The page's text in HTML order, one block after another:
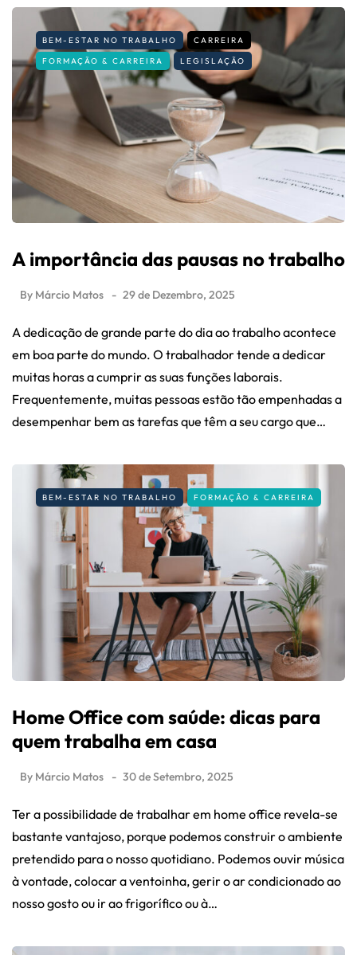
BEM-ESTAR NO TRABALHO
CARREIRA
FORMAÇÃO & CARREIRA
LEGISLAÇÃO
A importância das pausas no trabalho
By Márcio Matos 29 de Dezembro, 2025
A dedicação de grande parte do dia ao trabalho acontece
em boa parte do mundo. O trabalhador tende a dedicar
muitas horas a cumprir as suas funções laborais.
Frequentemente, muitas pessoas estão tão empenhadas a
desempenhar bem as tarefas que têm a seu cargo que…
BEM-ESTAR NO TRABALHO FORMAÇÃO & CARREIRA
Home Office com saúde: dicas para
quem trabalha em casa
By Márcio Matos 30 de Setembro, 2025
Ter a possibilidade de trabalhar em home office revela-se
bastante vantajoso, porque podemos construir o ambiente
pretendido para o nosso quotidiano. Podemos ouvir música
à vontade, colocar a ventoinha, gerir o ar condicionado ao
nosso gosto ou ir ao frigorífico ou à…